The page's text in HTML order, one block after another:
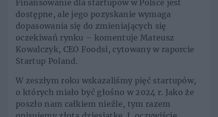
Finansowanie dla startupów w Polsce jest
dostępne, ale jego pozyskanie wymaga
dopasowania się do zmieniających się
oczekiwań rynku – komentuje Mateusz
Kowalczyk, CEO Foodsi, cytowany w raporcie
Startup Poland.
W zeszłym roku wskazaliśmy pięć startupów,
o których miało być głośno w 2024 r. Jako że
poszło nam całkiem nieźle, tym razem